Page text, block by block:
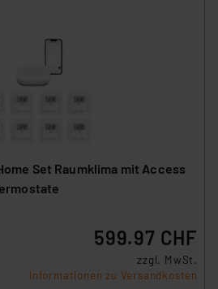
Set Raumklima mit Access
599.97 CHF
zzgl. MwSt.
Informationen zu Versandkosten